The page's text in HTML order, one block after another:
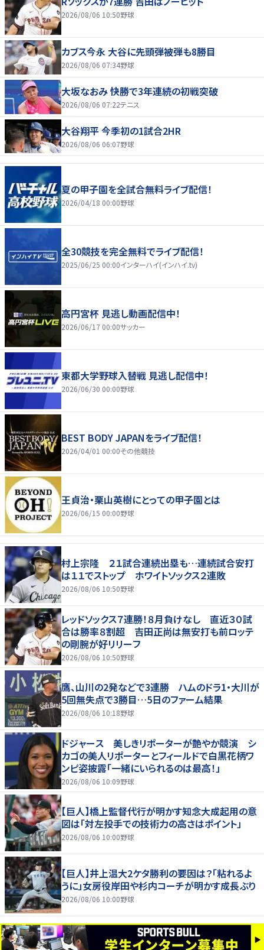
2026/08/06 10:50野球
カブス今永 大谷に先頭弾被弾も8勝目
2026/08/06 07:34野球
大坂なおみ 快勝で3年連続の初戦突破
2026/08/06 07:22テニス
大谷翔平 今季初の1試合2HR
2026/08/06 06:07野球
夏の甲子園を全試合無料ライブ配信！
2026/04/18 00:00野球
全30競技を完全無料でライブ配信！
2025/06/25 00:00インターハイ(インハイ.tv)
高円宮杯 見逃し動画配信中！
2026/06/17 00:00サッカー
東都大学野球入替戦 見逃し配信中！
2026/06/30 00:00野球
BEST BODY JAPANをライブ配信！
2026/04/01 00:00その他競技
王貞治・栗山英樹にとっての甲子園とは
2026/06/15 00:00野球
村上宗隆 ２１試合連続出塁も…連続試合安打
は１１でストップ ホワイトソックス２連敗
2026/08/06 10:50野球
レッドソックス７連勝！８月負けなし 直近３０試
合は勝率８割超 吉田正尚は無安打も前ロッテ
の剛腕が好リリーフ
2026/08/06 10:50野球
鷹、山川の2発などで3連勝 ハムのドラ1・大川が
5回無失点で3勝目…5日のファーム結果
2026/08/06 10:18野球
ドジャース 美しきリポーターが艶やか競演 シ
カゴの美人リポーターとフィールドで白黒花柄ワ
ンピ姿披露「一緒にいられるのは最高！」
2026/08/06 10:09野球
【巨人】橋上監督代行が明かす知念大成起用の意
図は「対左投手での技術力の高さはポイント」
2026/08/06 10:00野球
【巨人】井上温大2ケタ勝利の要因は？「粘れるよ
うに」女房役岸田や杉内コーチが明かす成長ぶり
2026/08/06 10:00野球